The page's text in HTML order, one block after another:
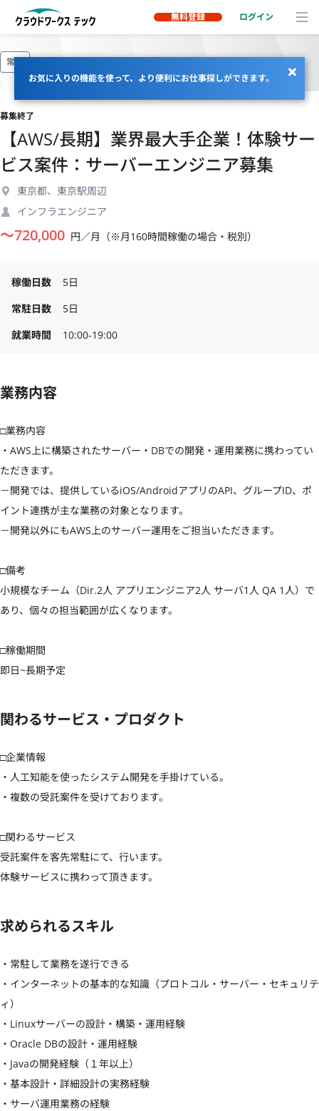
無料登録 ログイン
お気に入りの機能を使って、より便利にお仕事探しができます。
常駐
募集終了
【AWS/長期】業界最大手企業！体験サー
ビス案件：サーバーエンジニア募集
東京都、東京駅周辺
インフラエンジニア
〜720,000 円／月（※月160時間稼働の場合・税別）
稼働日数
5日
常駐日数
5日
就業時間
10:00-19:00
業務内容
□業務内容
・AWS上に構築されたサーバー・DBでの開発・運用業務に携わってい
ただきます。
－開発では、提供しているiOS/AndroidアプリのAPI、グループID、ポ
イント連携が主な業務の対象となります。
－開発以外にもAWS上のサーバー運用をご担当いただきます。
□備考
小規模なチーム（Dir.2人 アプリエンジニア2人 サーバ1人 QA 1人）で
あり、個々の担当範囲が広くなります。
□稼働期間
即日~長期予定
関わるサービス・プロダクト
□企業情報
・人工知能を使ったシステム開発を手掛けている。
・複数の受託案件を受けております。
□関わるサービス
受託案件を客先常駐にて、行います。
体験サービスに携わって頂きます。
求められるスキル
・常駐して業務を遂行できる
・インターネットの基本的な知識（プロトコル・サーバー・セキュリテ
ィ）
・Linuxサーバーの設計・構築・運用経験
・Oracle DBの設計・運用経験
・Javaの開発経験（１年以上）
・基本設計・詳細設計の実務経験
・サーバ運用業務の経験